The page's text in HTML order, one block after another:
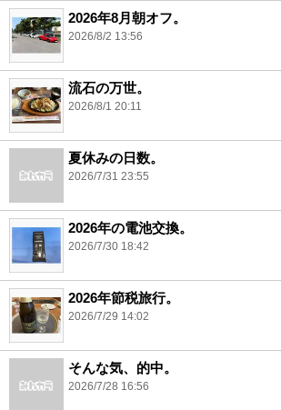
2026年8月朝オフ。
2026/8/2 13:56
流石の万世。
2026/8/1 20:11
夏休みの日数。
2026/7/31 23:55
2026年の電池交換。
2026/7/30 18:42
2026年節税旅行。
2026/7/29 14:02
そんな気、的中。
2026/7/28 16:56